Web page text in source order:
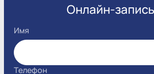
Онлайн-запись
Имя
Телефон